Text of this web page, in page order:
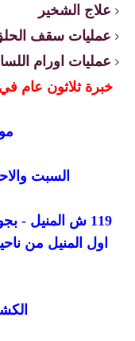
علاج الشخير
عمليات سقف
عمليات اورام
خبرة ثلاثون عام
السبت
119 ش المنيل -
اول المنيل من